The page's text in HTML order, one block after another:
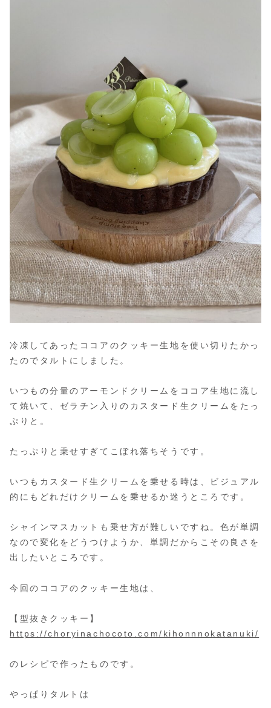
冷凍してあったココアのクッキー生地を使い切りたかっ
たのでタルトにしました。
いつもの分量のアーモンドクリームをココア生地に流し
て焼いて、ゼラチン入りのカスタード生クリームをたっ
ぷりと。
たっぷりと乗せすぎてこぼれ落ちそうです。
いつもカスタード生クリームを乗せる時は、ビジュアル
的にもどれだけクリームを乗せるか迷うところです。
シャインマスカットも乗せ方が難しいですね。色が単調
なので変化をどうつけようか、単調だからこその良さを
出したいところです。
今回のココアのクッキー生地は、
【型抜きクッキー】
https://choryinachocoto.com/kihonnnokatanuki/
のレシピで作ったものです。
やっぱりタルトは